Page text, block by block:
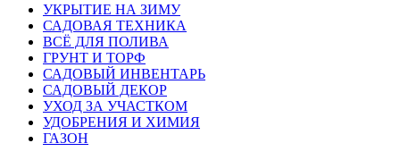
УКРЫТИЕ НА ЗИМУ
САДОВАЯ ТЕХНИКА
ВСЁ ДЛЯ ПОЛИВА
ГРУНТ И ТОРФ
САДОВЫЙ ИНВЕНТАРЬ
САДОВЫЙ ДЕКОР
УХОД ЗА УЧАСТКОМ
УДОБРЕНИЯ И ХИМИЯ
ГАЗОН